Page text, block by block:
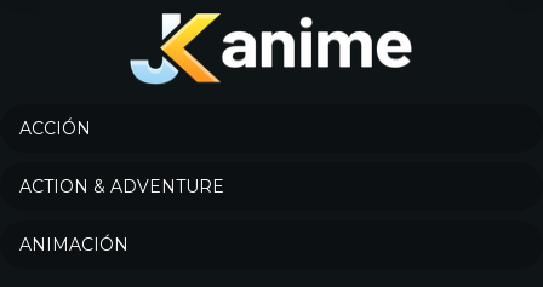
Historico
Josei
Música
ACCIÓN
ACTION & ADVENTURE
ANIMACIÓN